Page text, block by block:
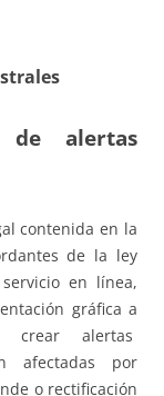
de alertas
contenida en la
de la ley
en línea,
gráfica a
crear alertas
afectadas por
o rectificación